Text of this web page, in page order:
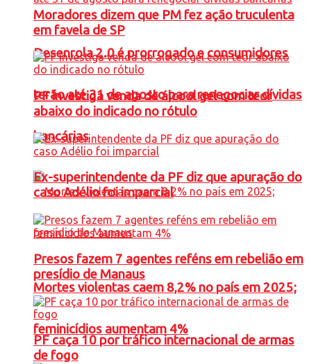
Desenrola 2.0 é prorrogado e consumidores
terão até 31 de agosto para renegociar dívidas
bancárias
Mortes violentas caem 8,2% no país em 2025;
feminicídios aumentam 4%
Moradores dizem que PM fez ação truculenta
em favela de SP
PF investiga venda de álcool gel com teor
abaixo do indicado no rótulo
Ex-superintendente da PF diz que apuração do
caso Adélio foi imparcial
Presos fazem 7 agentes reféns em rebelião em
presídio de Manaus
PF caça 10 por tráfico internacional de armas
de fogo